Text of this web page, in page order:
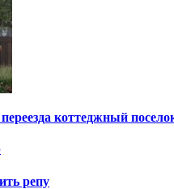
коттеджный
репу